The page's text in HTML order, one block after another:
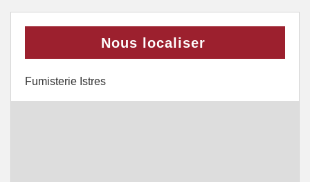
Nous localiser
Fumisterie Istres